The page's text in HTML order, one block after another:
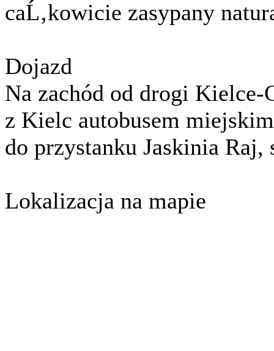
caĹ‚kowicie zasypany
Dojazd
Na zachód od drogi
z Kielc autobusem
do przystanku Jaskinia
Lokalizacja na mapie